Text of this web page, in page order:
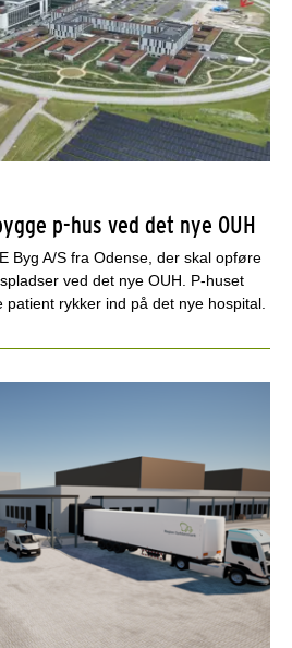
p-hus ved det nye OUH
Byg A/S fra Odense, der skal opføre
ved det nye OUH. P-huset
rykker ind på det nye hospital.